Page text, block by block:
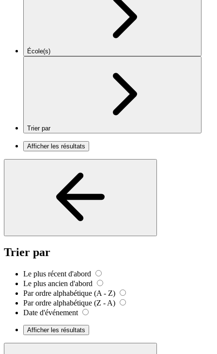
École(s)
Trier par
Afficher les résultats
Trier par
Le plus récent d'abord
Le plus ancien d'abord
Par ordre alphabétique (A - Z)
Par ordre alphabétique (Z - A)
Date d'événement
Afficher les résultats